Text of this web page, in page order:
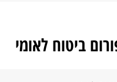
ביטוח לאומי